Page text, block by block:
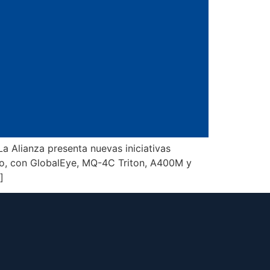
Alianza presenta nuevas iniciativas
con GlobalEye, MQ-4C Triton, A400M y